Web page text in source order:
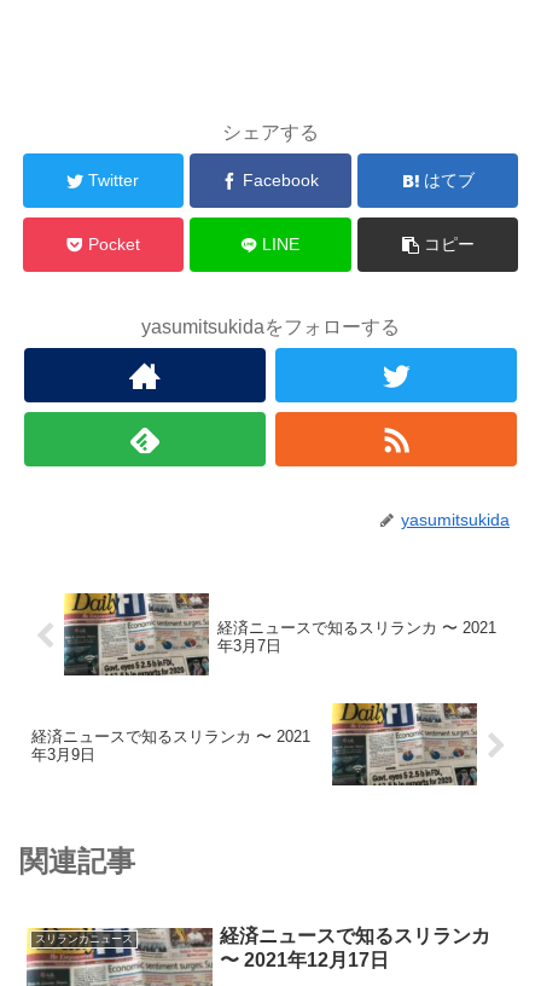
シェアする
Twitter Facebook はてブ
Pocket LINE コピー
yasumitsukidaをフォローする
yasumitsukida
経済ニュースで知るスリランカ 〜 2021
年3月7日
経済ニュースで知るスリランカ 〜 2021
年3月9日
関連記事
スリランカニュース
経済ニュースで知るスリランカ
〜 2021年12月17日